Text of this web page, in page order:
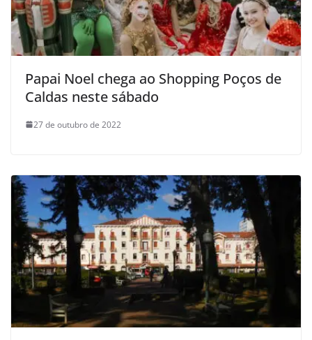
Papai Noel chega ao Shopping Poços de
Caldas neste sábado
27 de outubro de 2022